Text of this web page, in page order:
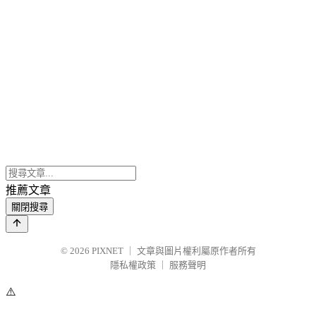
推薦文章
關閉搜尋
© 2026 PIXNET
文章與圖片權利屬原作者所有
隱私權政策
服務聲明
⚠️